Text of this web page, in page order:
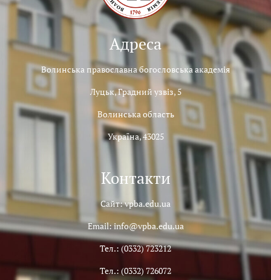
Адреса
Волинська православна богословська академія
Луцьк, Градний узвіз, 5
Волинська область
Україна, 43025
Контакти
Сайт: vpba.edu.ua
Email: info@vpba.edu.ua
Тел.: (0332) 723212
Тел.: (0332) 726072